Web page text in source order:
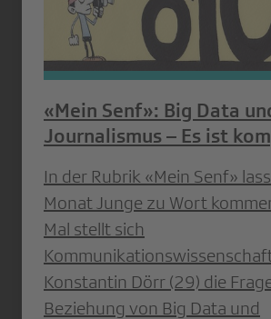
«Mein Senf»: Big Data
Journalismus – Es ist
In der Rubrik «Mein Senf»
Monat Junge zu Wort
Mal stellt sich
Konstantin Dörr (29) die
Beziehung von Big Data und